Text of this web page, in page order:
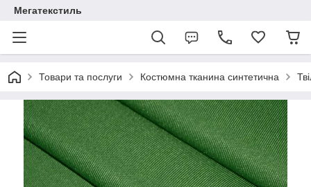
Мегатекстиль
Товари та послуги Костюмна тканина синтетична